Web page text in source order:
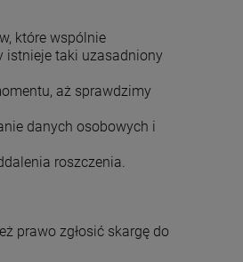
które wspólnie
istnieje taki uzasadniony
aż sprawdzimy
danych osobowych i
roszczenia.
prawo zgłosić skargę do